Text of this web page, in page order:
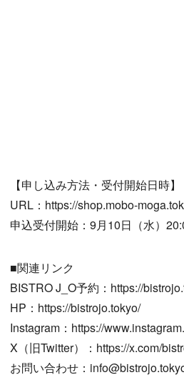
【申し込み方法・受付開始日時】
URL：https://shop.mobo-
申込受付開始：9月10日（水）
■関連リンク
BISTRO J_O予約：https://
HP：https://bistrojo.tokyo/
Instagram：https://
X（旧Twitter）：https://x.com/
お問い合わせ：